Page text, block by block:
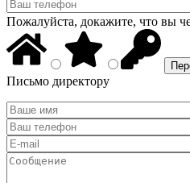
Пожалуйста, докажите, что вы
Письмо директору